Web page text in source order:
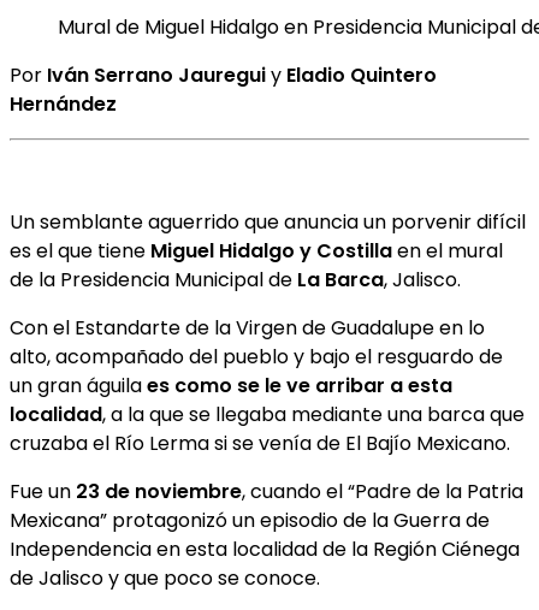
Mural de Miguel Hidalgo en Presidencia Municipal
Por Iván Serrano Jaureguiy Eladio Quintero
Hernández
Un semblante aguerrido que anuncia un porvenir difícil
es el que tiene Miguel Hidalgo y Costillaen el mural
de la Presidencia Municipal de La Barca, Jalisco.
Con el Estandarte de la Virgen de Guadalupe en lo
alto, acompañado del pueblo y bajo el resguardo de
un gran águilaes como se le ve arribar a esta
localidad, a la que se llegaba mediante una barca que
cruzaba el Río Lerma si se venía de El Bajío Mexicano.
Fue un 23 de noviembre, cuando el “Padre de la Patria
Mexicana” protagonizó un episodio de la Guerra de
Independencia en esta localidad de la Región Ciénega
de Jalisco y que poco se conoce.